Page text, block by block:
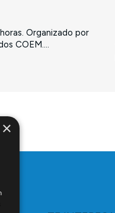
Organizado por
COEM....
×